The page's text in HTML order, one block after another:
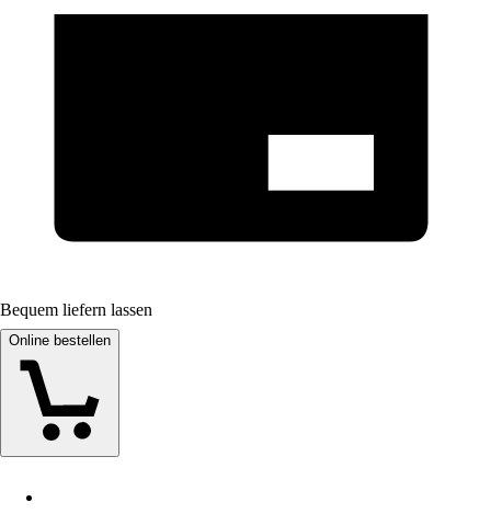
Bequem liefern lassen
Online bestellen